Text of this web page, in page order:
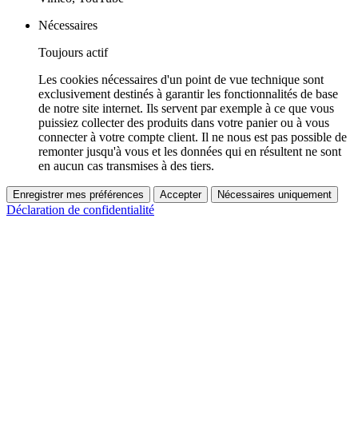
Nécessaires
Toujours actif
Les cookies nécessaires d'un point de vue technique sont
exclusivement destinés à garantir les fonctionnalités de base
de notre site internet. Ils servent par exemple à ce que vous
puissiez collecter des produits dans votre panier ou à vous
connecter à votre compte client. Il ne nous est pas possible de
remonter jusqu'à vous et les données qui en résultent ne sont
en aucun cas transmises à des tiers.
Enregistrer mes préférences Accepter Nécessaires uniquement
Déclaration de confidentialité